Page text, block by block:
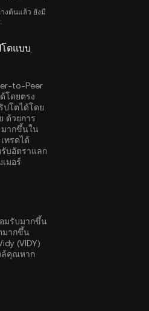
งต้นแล้ว ยังมี
ตแบบ
to-Peer
โดยตรง
โตได้โดย
ด้วยการ
มากขึ้นใน
ทรดได้
บอัตราแลก
มอร์
มรับมากขึ้น
มากขึ้น
(VIDY)
ล้คุณหาก